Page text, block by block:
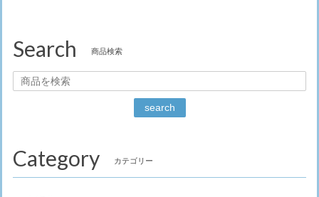
Search 商品検索
search
Category カテゴリー